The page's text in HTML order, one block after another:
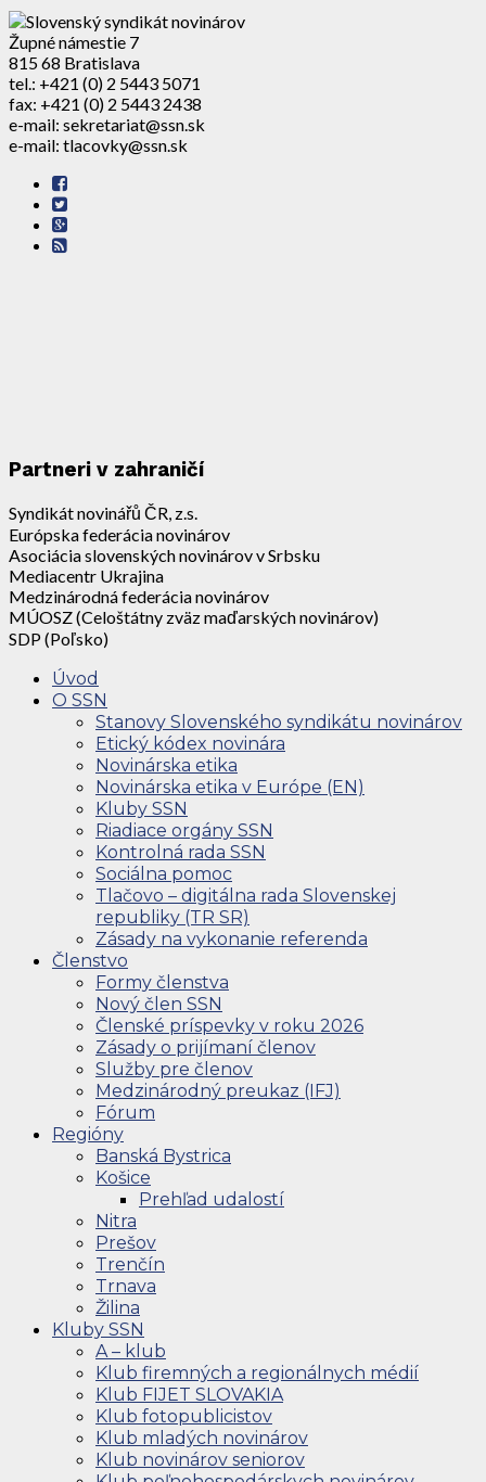
Župné námestie 7
815 68 Bratislava
tel.: +421 (0) 2 5443 5071
fax: +421 (0) 2 5443 2438
e-mail: sekretariat@ssn.sk
e-mail: tlacovky@ssn.sk
Partneri v zahraničí
Syndikát novinářů ČR, z.s.
Európska federácia novinárov
Asociácia slovenských novinárov v Srbsku
Mediacentr Ukrajina
Medzinárodná federácia novinárov
MÚOSZ (Celoštátny zväz maďarských novinárov)
SDP (Poľsko)
Úvod
O SSN
Stanovy Slovenského syndikátu novinárov
Etický kódex novinára
Novinárska etika
Novinárska etika v Európe (EN)
Kluby SSN
Riadiace orgány SSN
Kontrolná rada SSN
Sociálna pomoc
Tlačovo – digitálna rada Slovenskej
republiky (TR SR)
Zásady na vykonanie referenda
Členstvo
Formy členstva
Nový člen SSN
Členské príspevky v roku 2026
Zásady o prijímaní členov
Služby pre členov
Medzinárodný preukaz (IFJ)
Fórum
Regióny
Banská Bystrica
Košice
Prehľad udalostí
Nitra
Prešov
Trenčín
Trnava
Žilina
Kluby SSN
A – klub
Klub firemných a regionálnych médií
Klub FIJET SLOVAKIA
Klub fotopublicistov
Klub mladých novinárov
Klub novinárov seniorov